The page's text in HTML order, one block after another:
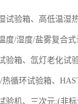
试验箱、高低温湿
度/湿度/盐雾复合
验箱、氙灯老化试
循环试验箱、
验机、三次元;(非